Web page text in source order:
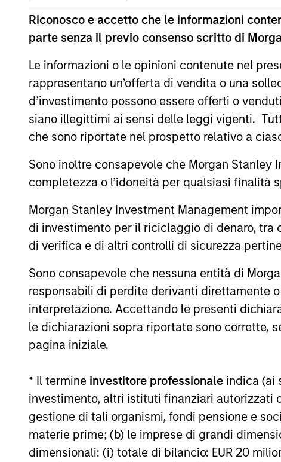
Riconosco e accetto che le informazioni
parte senza il previo consenso scritto di
Le informazioni o le opinioni contenute nel
rappresentano un’offerta di vendita o una
d’investimento possono essere offerti o
siano illegittimi ai sensi delle leggi vigenti.
che sono riportate nel prospetto relativo a
Sono inoltre consapevole che Morgan Stanley
completezza o l’idoneità per qualsiasi finalità
Morgan Stanley Investment Management
di investimento per il riciclaggio di denaro, tra
di verifica e di altri controlli di sicurezza
Sono consapevole che nessuna entità di
responsabili di perdite derivanti direttamente
interpretazione. Accettando le presenti
le dichiarazioni sopra riportate sono corrette,
pagina iniziale.
* Il termine investitore professionale indica (ai
investimento, altri istituti finanziari autorizzati
gestione di tali organismi, fondi pensione e
materie prime; (b) le imprese di grandi
dimensionali: (i) totale di bilancio: EUR 20
ALTS IN FOCUS
Private Credit 2026 Midyear
Outlook
We believe the current market
environment is becoming more favorable
for scaled private credit lenders as pricing
power improves and financing demand
secular forces.
16-LUG-2026
May not represent all Team Members.
The information on this page is for informational
offering of advisory services or an offer to sell
All investing involves risks, including a loss of
Please refer to the strategy detail page for